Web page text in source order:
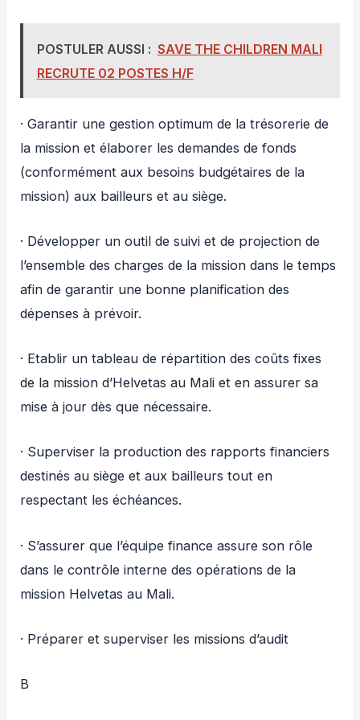
POSTULER AUSSI : SAVE THE CHILDREN MALI
RECRUTE 02 POSTES H/F
· Garantir une gestion optimum de la trésorerie de
la mission et élaborer les demandes de fonds
(conformément aux besoins budgétaires de la
mission) aux bailleurs et au siège.
· Développer un outil de suivi et de projection de
l’ensemble des charges de la mission dans le temps
afin de garantir une bonne planification des
dépenses à prévoir.
· Etablir un tableau de répartition des coûts fixes
de la mission d’Helvetas au Mali et en assurer sa
mise à jour dès que nécessaire.
· Superviser la production des rapports financiers
destinés au siège et aux bailleurs tout en
respectant les échéances.
· S’assurer que l’équipe finance assure son rôle
dans le contrôle interne des opérations de la
mission Helvetas au Mali.
· Préparer et superviser les missions d’audit
B